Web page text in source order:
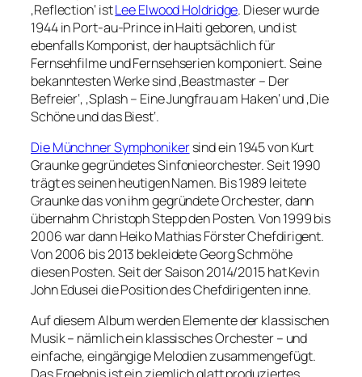
‚Reflection‘ istLee Elwood Holdridge. Dieser wurde
1944 in Port-au-Prince in Haiti geboren, und ist
ebenfalls Komponist, der hauptsächlich für
Fernsehfilme und Fernsehserien komponiert. Seine
bekanntesten Werke sind ‚Beastmaster – Der
Befreier‘, ‚Splash – Eine Jungfrau am Haken‘ und ‚Die
Schöne und das Biest‘.
Die Münchner Symphonikersind ein 1945 von Kurt
Graunke gegründetes Sinfonieorchester. Seit 1990
trägt es seinen heutigen Namen. Bis 1989 leitete
Graunke das von ihm gegründete Orchester, dann
übernahm Christoph Stepp den Posten. Von 1999 bis
2006 war dann Heiko Mathias Förster Chefdirigent.
Von 2006 bis 2013 bekleidete Georg Schmöhe
diesen Posten. Seit der Saison 2014/2015 hat Kevin
John Edusei die Position des Chefdirigenten inne.
Auf diesem Album werden Elemente der klassischen
Musik – nämlich ein klassisches Orchester – und
einfache, eingängige Melodien zusammengefügt.